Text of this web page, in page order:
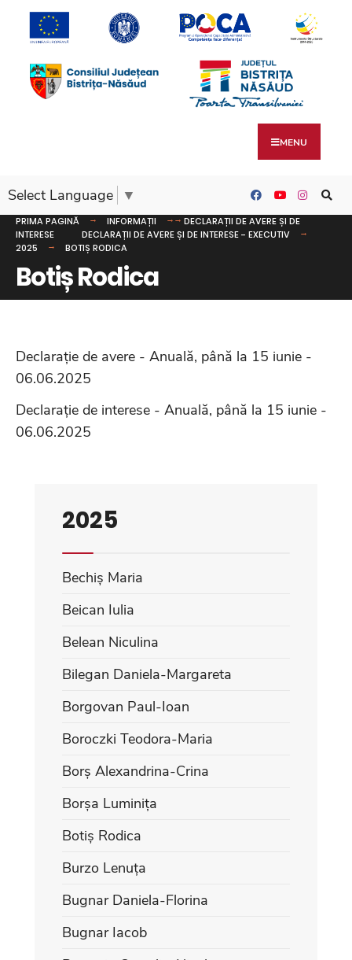
MENU
Select Language ▼
PRIMA PAGINĂ INFORMAȚII
DECLARAȚII DE AVERE ȘI DE
INTERESE
DECLARAȚII DE AVERE ȘI DE INTERESE - EXECUTIV
2025
BOTIȘ RODICA
Botiș Rodica
Declarație de avere - Anuală, până la 15 iunie -
06.06.2025
Declarație de interese - Anuală, până la 15 iunie -
06.06.2025
2025
Bechiș Maria
Beican Iulia
Belean Niculina
Bilegan Daniela-Margareta
Borgovan Paul-Ioan
Boroczki Teodora-Maria
Borș Alexandrina-Crina
Borșa Luminița
Botiș Rodica
Burzo Lenuța
Bugnar Daniela-Florina
Bugnar Iacob